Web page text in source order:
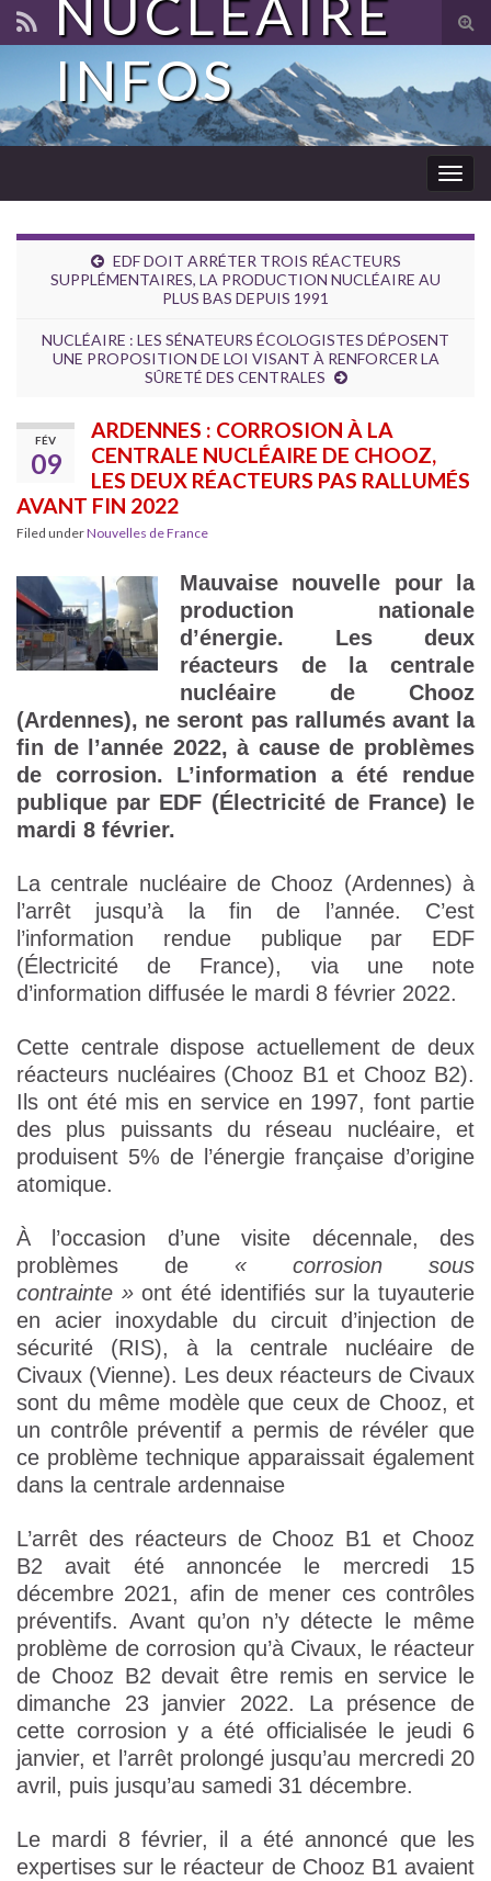
NUCLÉAIRE
INFOS
EDF DOIT ARRÉTER TROIS RÉACTEURS
SUPPLÉMENTAIRES, LA PRODUCTION NUCLÉAIRE AU
PLUS BAS DEPUIS 1991
NUCLÉAIRE : LES SÉNATEURS ÉCOLOGISTES DÉPOSENT
UNE PROPOSITION DE LOI VISANT À RENFORCER LA
SÛRETÉ DES CENTRALES
FÉV
09
ARDENNES : CORROSION À LA
CENTRALE NUCLÉAIRE DE CHOOZ,
LES DEUX RÉACTEURS PAS RALLUMÉS
AVANT FIN 2022
Filed underNouvelles de France
Mauvaise nouvelle pour la
production nationale
d’énergie. Les deux
réacteurs de la centrale
nucléaire de Chooz
(Ardennes), ne seront pas rallumés avant la
fin de l’année 2022, à cause de problèmes
de corrosion. L’information a été rendue
publique par EDF (Électricité de France) le
mardi 8 février.
La centrale nucléaire de Chooz (Ardennes) à
l’arrêt jusqu’à la fin de l’année. C’est
l’information rendue publique par EDF
(Électricité de France), via une note
d’information diffusée le mardi 8 février 2022.
Cette centrale dispose actuellement de deux
réacteurs nucléaires (Chooz B1 et Chooz B2).
Ils ont été mis en service en 1997, font partie
des plus puissants du réseau nucléaire, et
produisent 5% de l’énergie française d’origine
atomique.
À l’occasion d’une visite décennale, des
problèmes de « corrosion sous
contrainte »ont été identifiés sur la tuyauterie
en acier inoxydable du circuit d’injection de
sécurité (RIS), à la centrale nucléaire de
Civaux (Vienne). Les deux réacteurs de Civaux
sont du même modèle que ceux de Chooz, et
un contrôle préventif a permis de révéler que
ce problème technique apparaissait également
dans la centrale ardennaise
L’arrêt des réacteurs de Chooz B1 et Chooz
B2 avait été annoncée le mercredi 15
décembre 2021, afin de mener ces contrôles
préventifs. Avant qu’on n’y détecte le même
problème de corrosion qu’à Civaux, le réacteur
de Chooz B2 devait être remis en service le
dimanche 23 janvier 2022. La présence de
cette corrosion y a été officialisée le jeudi 6
janvier, et l’arrêt prolongé jusqu’au mercredi 20
avril, puis jusqu’au samedi 31 décembre.
Le mardi 8 février, il a été annoncé que les
expertises sur le réacteur de Chooz B1 avaient